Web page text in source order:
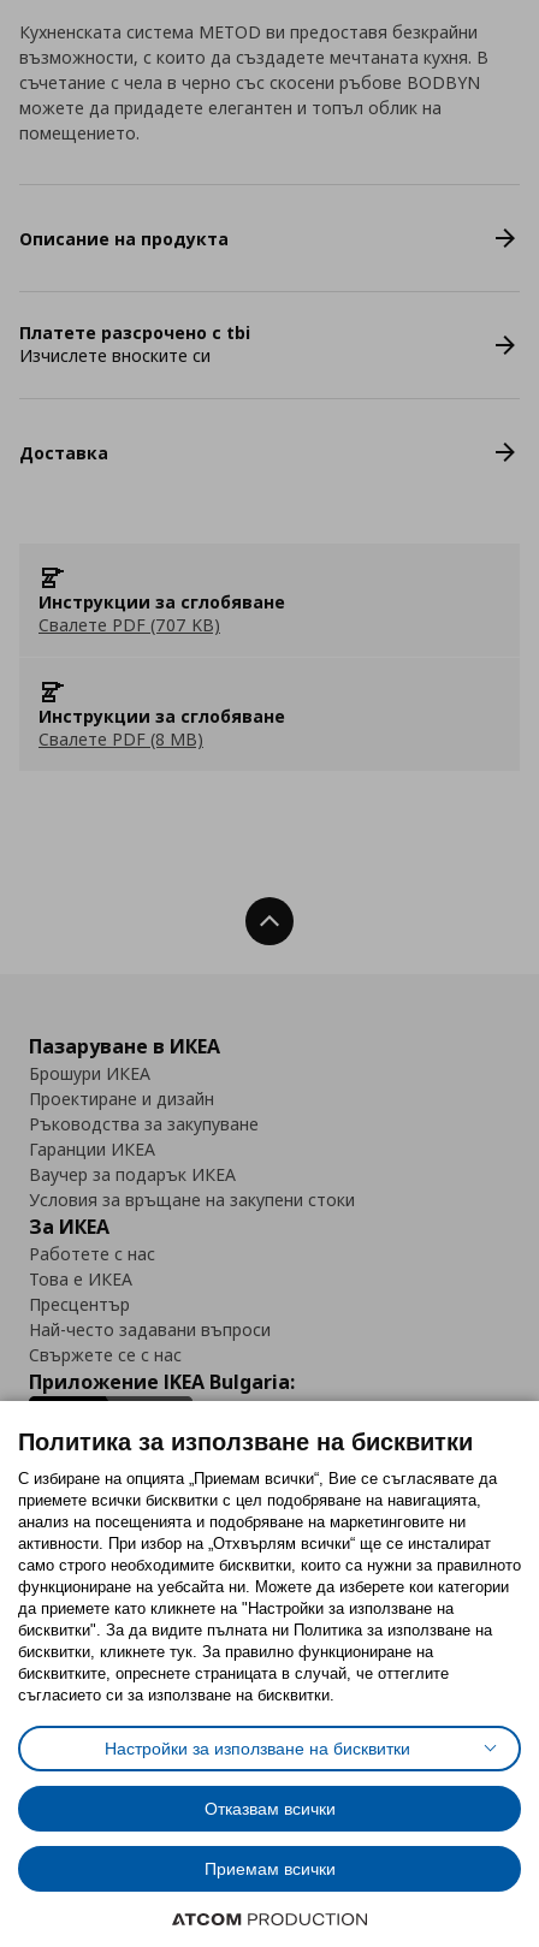
Кухненската система METOD ви предоставя безкрайни
възможности, с които да създадете мечтаната кухня. В
съчетание с чела в черно със скосени ръбове BODBYN
можете да придадете елегантен и топъл облик на
помещението.
Описание на продукта
Платете разсрочено с tbi
Изчислете вноските си
Доставка
Инструкции за сглобяване
Свалете PDF (707 KB)
Инструкции за сглобяване
Свалете PDF (8 MB)
Нагоре
Пазаруване в ИКЕА
Брошури ИКЕА
Проектиране и дизайн
Ръководства за закупуване
Гаранции ИКЕА
Ваучер за подарък ИКЕА
Условия за връщане на закупени стоки
За ИКЕА
Работете с нас
Това е ИКЕА
Пресцентър
Най-често задавани въпроси
Свържете се с нас
Приложение IKEA Bulgaria:
Последвайте ни:
FacebookTwitterYoutubePinterestInstagram
Политика за използване на бисквитки (Cookies)
Избор на настройки за използване на бисквитки
Условия за ползване на ikea.bgОбща политика за личните данни
Политика за защита на личните данни на ikea.bg
Общи условия на програма IKEA Family
Политика за защита на лични данни на програма IKEA Family
© Inter-IKEA Systems B.V. 1999 - 2025
Политика за използване на бисквитки
С избиране на опцията „Приемам всички“, Вие се съгласявате да
приемете всички бисквитки с цел подобряване на навигацията,
анализ на посещенията и подобряване на маркетинговите ни
активности. При избор на „Отхвърлям всички“ ще се инсталират
само строго необходимитe бисквитки, които са нужни за правилното
функциониране на уебсайта ни. Можете да изберете кои категории
да приемете като кликнете на "Настройки за използване на
бисквитки". За да видите пълната ни Политика за използване на
бисквитки, кликнете тук. За правилно функциониране на
бисквитките, опреснете страницата в случай, че оттеглите
съгласието си за използване на бисквитки.
Настройки за използване на бисквитки
Отказвам всички
Приемам всички